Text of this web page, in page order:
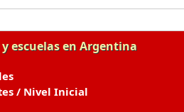
escuelas en Argentina
/ Nivel Inicial